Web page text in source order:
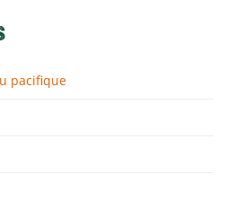
pacifique